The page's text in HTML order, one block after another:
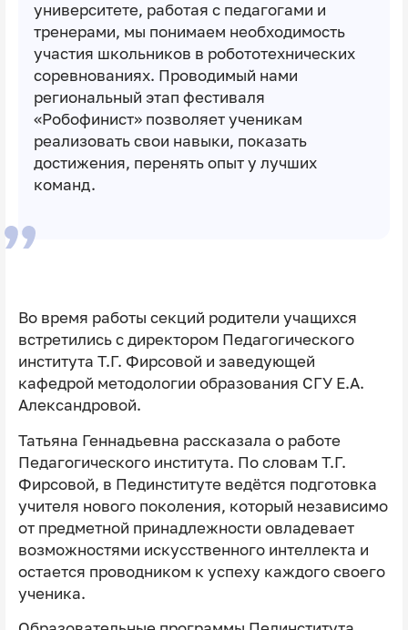
университете, работая с педагогами и
тренерами, мы понимаем необходимость
участия школьников в робототехнических
соревнованиях. Проводимый нами
региональный этап фестиваля
«Робофинист» позволяет ученикам
реализовать свои навыки, показать
достижения, перенять опыт у лучших
команд.
Во время работы секций родители учащихся
встретились с директором Педагогического
института Т.Г. Фирсовой и заведующей
кафедрой методологии образования СГУ Е.А.
Александровой.
Татьяна Геннадьевна рассказала о работе
Педагогического института. По словам Т.Г.
Фирсовой, в Пединституте ведётся подготовка
учителя нового поколения, который независимо
от предметной принадлежности овладевает
возможностями искусственного интеллекта и
остается проводником к успеху каждого своего
ученика.